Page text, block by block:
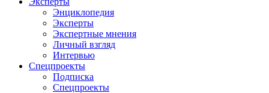
Энциклопедия
Эксперты
Экспертные мнения
Личный взгляд
Интервью
Спецпроекты
Подписка
Спецпроекты